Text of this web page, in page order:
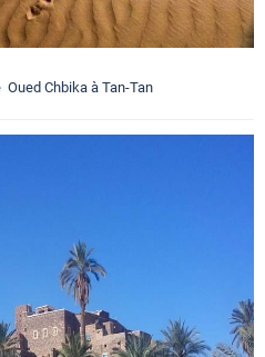
Chbika à Tan-Tan